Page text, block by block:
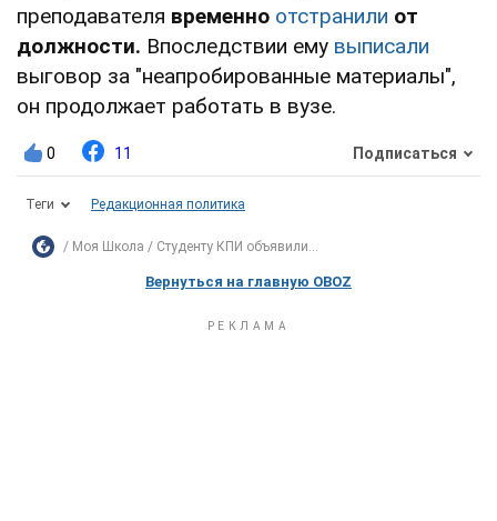
преподавателя временно отстранили от
должности. Впоследствии ему выписали
выговор за "неапробированные материалы",
он продолжает работать в вузе.
0 11 Подписаться
Теги Редакционная политика
Моя Школа Студенту КПИ объявили...
Вернуться на главную OBOZ